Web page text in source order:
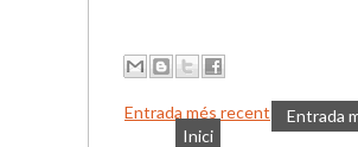
Entrada més recent
Entrada
Inici